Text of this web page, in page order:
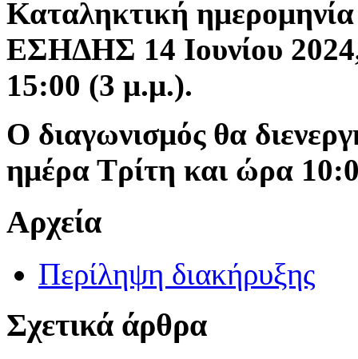
Καταληκτική
ΕΣΗΔΗΣ 14 Ιουνίου
15:00 (3 μ.μ.).
Ο διαγωνισμός θα
ημέρα Τρίτη και ώρα
Αρχεία
Περίληψη διακήρυξης
Σχετικά άρθρα